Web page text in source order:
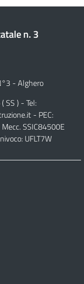
n. 3
- Alghero
SS ) - Tel:
- PEC:
Mecc. SSIC84500E
UFLT7W